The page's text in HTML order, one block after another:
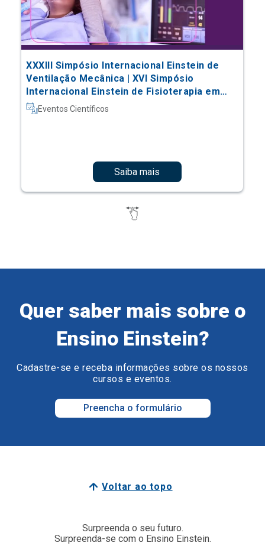
XXXIII Simpósio Internacional Einstein de
Ventilação Mecânica | XVI Simpósio
Internacional Einstein de Fisioterapia em
Terapia Intensiva
Eventos Científicos
Saiba mais
Quer saber mais sobre o
Ensino Einstein?
Cadastre-se e receba informações sobre os nossos
cursos e eventos.
Preencha o formulário
Voltar ao topo
Surpreenda o seu futuro.
Surpreenda-se com o Ensino Einstein.